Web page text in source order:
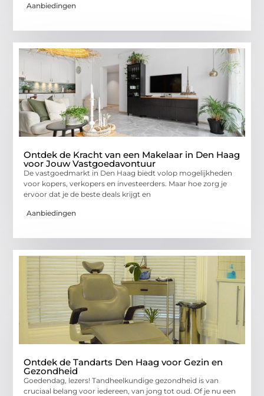
Aanbiedingen
Ontdek de Kracht van een Makelaar in Den Haag
voor Jouw Vastgoedavontuur
De vastgoedmarkt in Den Haag biedt volop mogelijkheden
voor kopers, verkopers en investeerders. Maar hoe zorg je
ervoor dat je de beste deals krijgt en
Aanbiedingen
Ontdek de Tandarts Den Haag voor Gezin en
Gezondheid
Goedendag, lezers! Tandheelkundige gezondheid is van
cruciaal belang voor iedereen, van jong tot oud. Of je nu een